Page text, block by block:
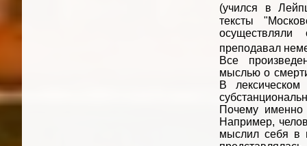
(учился в
тексты
осуществляли
преподавал
Все
мыслью о
В
Почему именно
Например,
мыслил себя в